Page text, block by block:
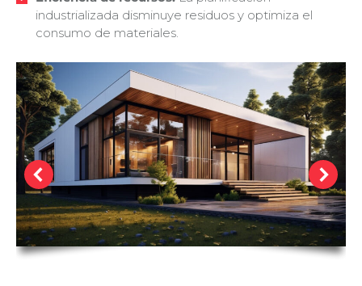
industrializada disminuye residuos y optimiza el
consumo de materiales.